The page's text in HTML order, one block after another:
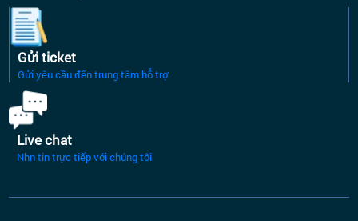
Gửi ticket
Gửi yêu cầu đến trung tâm hỗ trợ
Live chat
Nhn tin trực tiếp với chúng tôi